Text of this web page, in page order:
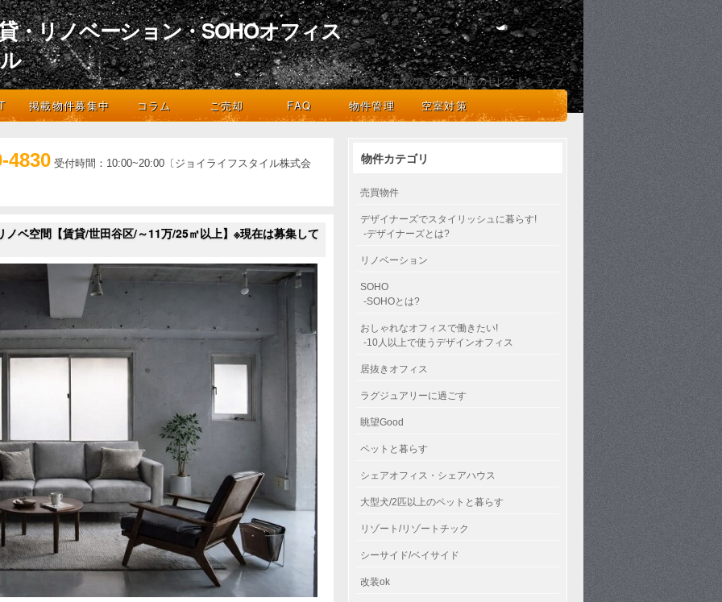
・リノベーション・SOHOオフィス
デザインとライフスタイルを楽しむ人のための不動産のセレクトショップ
掲載物件募集中 コラム ご売却 FAQ 物件管理 空室対策
4830 受付時間：10:00~20:00〔ジョイライフスタイル株式会
ベ空間【賃貸/世田谷区/～11万/25㎡以上】※現在は募集して
物件カテゴリ
売買物件
デザイナーズでスタイリッシュに暮らす!
-デザイナーズとは?
リノベーション
SOHO
-SOHOとは?
おしゃれなオフィスで働きたい!
-10人以上で使うデザインオフィス
居抜きオフィス
ラグジュアリーに過ごす
眺望Good
ペットと暮らす
シェアオフィス・シェアハウス
大型犬/2匹以上のペットと暮らす
リゾート/リゾートチック
シーサイド/ベイサイド
改装ok